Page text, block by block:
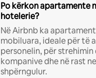
Po kërkon apartamente
hotelerie?
Në Airbnb ka
mobiluara, ideale për të
personelin, për strehimin
kompanive dhe në rast
shpërngulur.